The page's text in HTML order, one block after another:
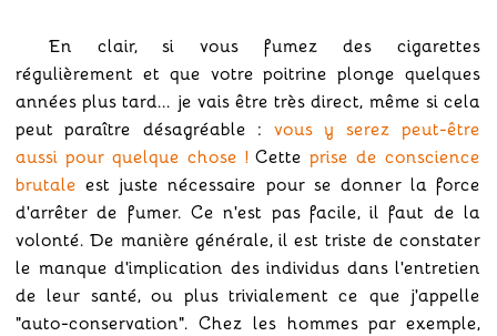
En clair, si vous fumez des cigarettes
régulièrement et que votre poitrine plonge quelques
années plus tard... je vais être très direct, même si cela
peut paraître désagréable : vous y serez peut-être
aussi pour quelque chose !Cetteprise de conscience
brutale est juste nécessaire pour se donner la force
d'arrêter de fumer. Ce n'est pas facile, il faut de la
volonté. De manière générale, il est triste de constater
le manque d'implication des individus dans l'entretien
de leur santé, ou plus trivialement ce que j'appelle
"auto-conservation". Chez les hommes par exemple,